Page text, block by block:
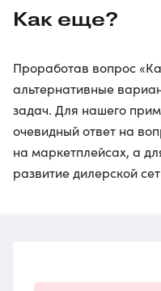
Как еще?
Проработав вопрос
альтернативные
задач. Для нашего
очевидный ответ на
на маркетплейсах, а
развитие дилерской